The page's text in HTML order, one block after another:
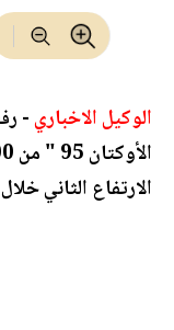
الوكيل الاخباري-
الارتفاع الثاني